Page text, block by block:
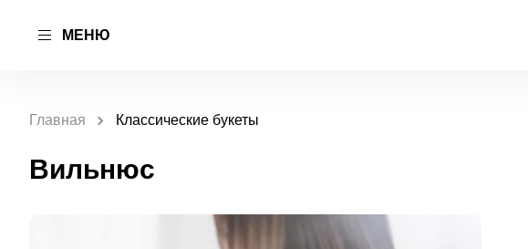
МЕНЮ
Главная Классические букеты
Вильнюс